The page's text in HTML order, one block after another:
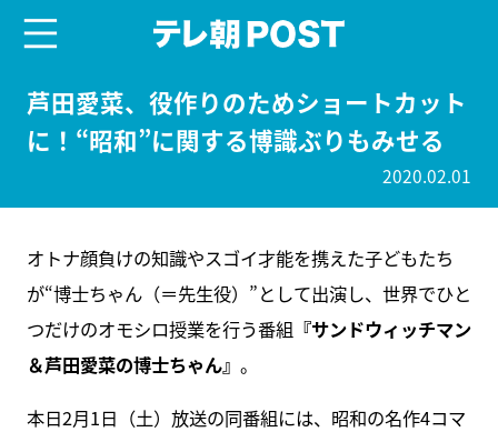
芦田愛菜、役作りのためショートカット
に！“昭和”に関する博識ぶりもみせる
2020.02.01
オトナ顔負けの知識やスゴイ才能を携えた子どもたち
が“博士ちゃん（＝先生役）”として出演し、世界でひと
つだけのオモシロ授業を行う番組 『サンドウィッチマン
＆芦田愛菜の博士ちゃん』 。
本日2月1日（土）放送の同番組には、昭和の名作4コマ